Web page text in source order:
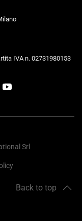
IVA n. 02731980153
Srl
Back to top